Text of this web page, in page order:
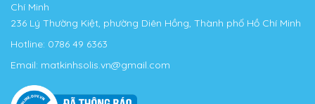
Chí Minh
236 Lý Thường Kiệt, phường Diên Hồng, Thành phố Hồ Chí Minh
Hotline: 0786 49 6363
Email: matkinhsolis.vn@gmail.com